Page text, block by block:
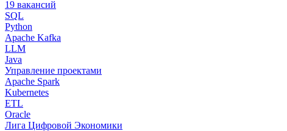
19 вакансий
SQL
Python
Apache Kafka
LLM
Java
Управление проектами
Apache Spark
Kubernetes
ETL
Oracle
Лига Цифровой Экономики